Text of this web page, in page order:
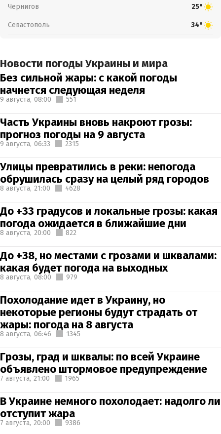
Чернигов 25°
Севастополь 34°
Новости погоды Украины и мира
Без сильной жары: с какой погоды
начнется следующая неделя
9 августа, 08:00 551
Часть Украины вновь накроют грозы:
прогноз погоды на 9 августа
9 августа, 06:33 2315
Улицы превратились в реки: непогода
обрушилась сразу на целый ряд городов
8 августа, 21:00 4628
До +33 градусов и локальные грозы: какая
погода ожидается в ближайшие дни
8 августа, 20:00 822
До +38, но местами с грозами и шквалами:
какая будет погода на выходных
8 августа, 08:00 979
Похолодание идет в Украину, но
некоторые регионы будут страдать от
жары: погода на 8 августа
8 августа, 06:46 1345
Грозы, град и шквалы: по всей Украине
объявлено штормовое предупреждение
7 августа, 21:00 1965
В Украине немного похолодает: надолго ли
отступит жара
7 августа, 20:00 9386